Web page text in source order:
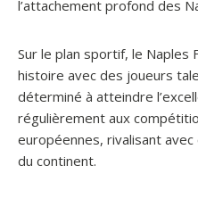
l’attachement profond des
Sur le plan sportif, le Naples
histoire avec des joueurs
déterminé à atteindre
régulièrement aux
européennes, rivalisant
du continent.